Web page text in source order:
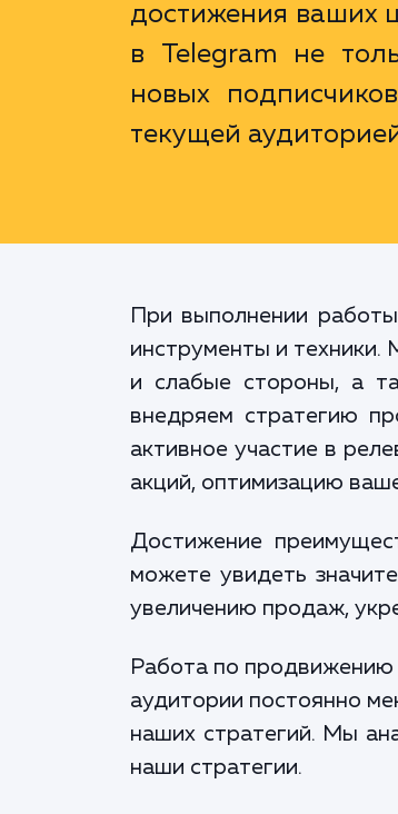
достижения ваших
в Telegram не
новых
текущей
При выполнении
инструменты и техники.
и слабые стороны, а
внедряем стратегию
активное участие в
акций, оптимизацию
Достижение
можете увидеть
увеличению продаж,
Работа по продвижению
аудитории постоянно
наших стратегий. Мы
наши стратегии.